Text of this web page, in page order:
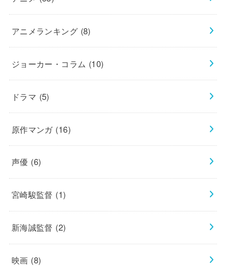
アニメランキング (8)
ジョーカー・コラム (10)
ドラマ (5)
原作マンガ (16)
声優 (6)
宮崎駿監督 (1)
新海誠監督 (2)
映画 (8)